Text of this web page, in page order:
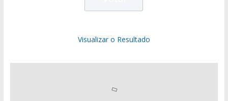
Visualizar o Resultado